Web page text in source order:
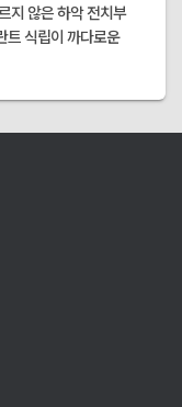
지 않은 하악 전치부
트 식립이 까다로운